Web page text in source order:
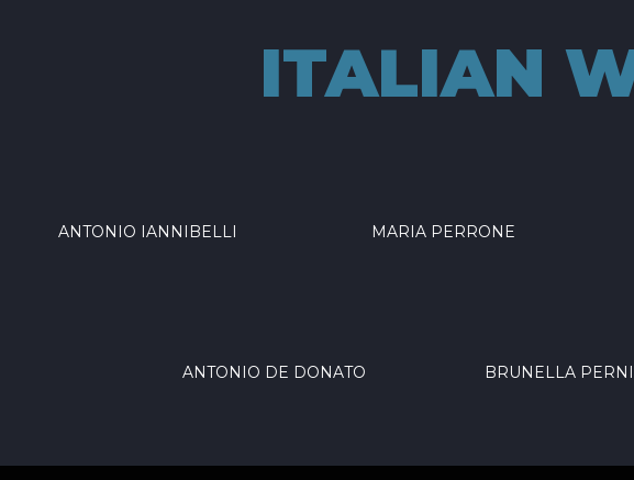
ITALIAN
ANTONIO IANNIBELLI MARIA PERRONE
ANTONIO DE DONATO BRUNELLA